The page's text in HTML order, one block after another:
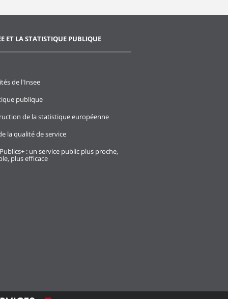
ET LA STATISTIQUE PUBLIQUE
de l'Insee
publique
de la statistique européenne
la qualité de service
: un service public plus proche,
plus efficace